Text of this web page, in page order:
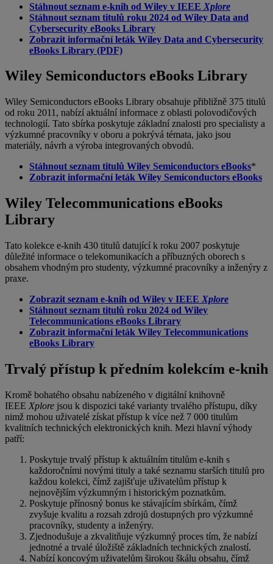
Stáhnout seznam e-knih od Wiley v IEEE Xplore
Stáhnout seznam titulů roku 2024 od Wiley Data and
Cybersecurity eBooks Library
Zobrazit informační leták Wiley Data and Cybersecurity
eBooks Library (PDF)
Wiley Semiconductors eBooks Library
Wiley Semiconductors eBooks Library obsahuje přibližně 375 titulů
od roku 2011, nabízí aktuální informace z oblasti polovodičových
technologií. Tato sbírka poskytuje základní znalosti pro specialisty a
výzkumné pracovníky v oboru a pokrývá témata, jako jsou
materiály, návrh a výroba integrovaných obvodů.
Stáhnout seznam titulů Wiley Semiconductors eBooks*
Zobrazit informační leták Wiley Semiconductors eBooks
Wiley Telecommunications eBooks
Library
Tato kolekce e-knih 430 titulů datující k roku 2007 poskytuje
důležité informace o telekomunikacích a příbuzných oborech s
obsahem vhodným pro studenty, výzkumné pracovníky a inženýry z
praxe.
Zobrazit seznam e-knih od Wiley v IEEE Xplore
Stáhnout seznam titulů roku 2024 od Wiley
Telecommunications eBooks Library
Zobrazit informační leták Wiley Telecommunications
eBooks Library
Trvalý přístup k předním kolekcím e-knih
Kromě bohatého obsahu nabízeného v digitální knihovně
IEEE Xplore jsou k dispozici také varianty trvalého přístupu, díky
nimž mohou uživatelé získat přístup k více než 7 000 titulům
kvalitních technických elektronických knih. Mezi hlavní výhody
patří:
Poskytuje trvalý přístup k aktuálním titulům e-knih s
každoročními novými tituly a také seznamu starších titulů pro
každou kolekci, čímž zajišťuje uživatelům přístup k
nejnovějším výzkumným i historickým poznatkům.
Poskytuje přínosný bonus ke stávajícím sbírkám, čímž
zvyšuje kvalitu a rozsah zdrojů dostupných pro výzkumné
pracovníky, studenty a inženýry.
Zjednodušuje a zkvalitňuje výzkumný proces tím, že nabízí
jednotné a trvalé úložiště základních technických znalostí.
Nabízí koncovým uživatelům širokou škálu obsahu, čímž